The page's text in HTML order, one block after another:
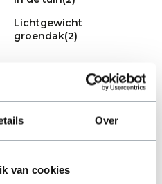
Over
van cookies
Lichtgewicht
groendak(2)